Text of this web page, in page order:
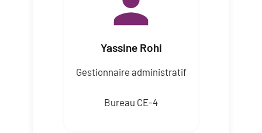
Yassine Rohi
Gestionnaire administratif
Bureau CE-4